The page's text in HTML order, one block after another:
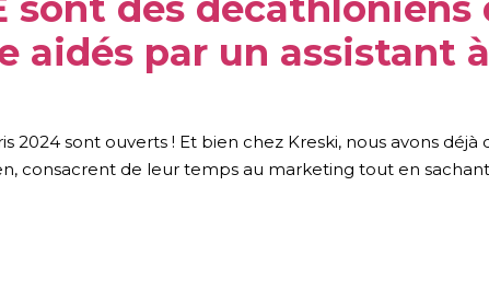
aidés par un assistant
2024 sont ouverts ! Et bien chez Kreski, nous avons déjà
consacrent de leur temps au marketing tout en